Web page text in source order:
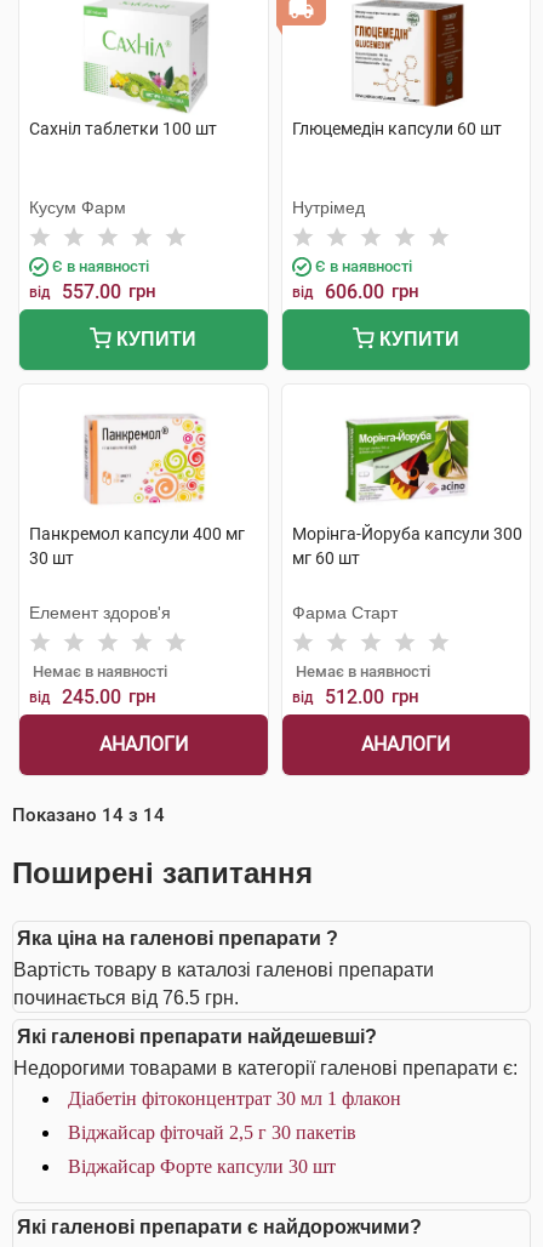
Сахніл таблетки 100 шт
Кусум Фарм
Є в наявності
від 557.00 грн
КУПИТИ
Глюцемедін капсули 60 шт
Нутрімед
Є в наявності
від 606.00 грн
КУПИТИ
Панкремол капсули 400 мг
30 шт
Елемент здоров'я
Немає в наявності
від 245.00 грн
АНАЛОГИ
Морінга-Йоруба капсули 300
мг 60 шт
Фарма Старт
Немає в наявності
від 512.00 грн
АНАЛОГИ
Показано 14 з 14
Поширені запитання
Яка ціна на галенові препарати ?
Вартість товару в каталозі галенові препарати
починається від 76.5 грн.
Які галенові препарати найдешевші?
Недорогими товарами в категорії галенові препарати є:
Діабетін фітоконцентрат 30 мл 1 флакон
Віджайсар фіточай 2,5 г 30 пакетів
Віджайсар Форте капсули 30 шт
Які галенові препарати є найдорожчими?